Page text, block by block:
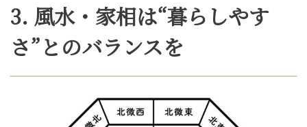
3. 風水・家相は“暮らしやす
さ”とのバランスを